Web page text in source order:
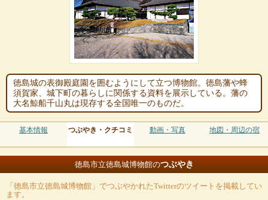
徳島城の表御殿庭園を囲むようにして立つ博物館。徳島藩や蜂
須賀家、城下町の暮らしに関係する資料を展示している。藩の
大名鯨船千山丸は現存する全国唯一のものだ。
基本情報 つぶやき・クチコミ 動画・写真 地図・周辺の宿
徳島市立徳島城博物館のつぶやき
「徳島市立徳島城博物館」でつぶやかれたTwitterのツイートを掲載してい
ます。